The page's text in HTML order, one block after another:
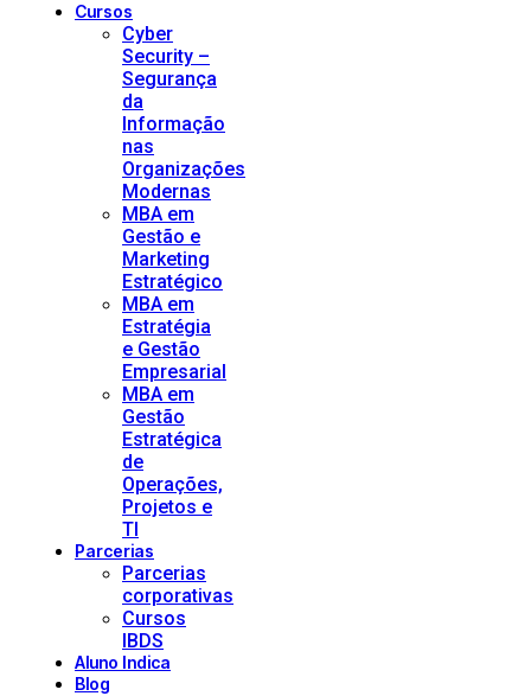
Cursos
Cyber
Security –
Segurança
da
Informação
nas
Organizações
Modernas
MBA em
Gestão e
Marketing
Estratégico
MBA em
Estratégia
e Gestão
Empresarial
MBA em
Gestão
Estratégica
de
Operações,
Projetos e
TI
Parcerias
Parcerias
corporativas
Cursos
IBDS
Aluno Indica
Blog